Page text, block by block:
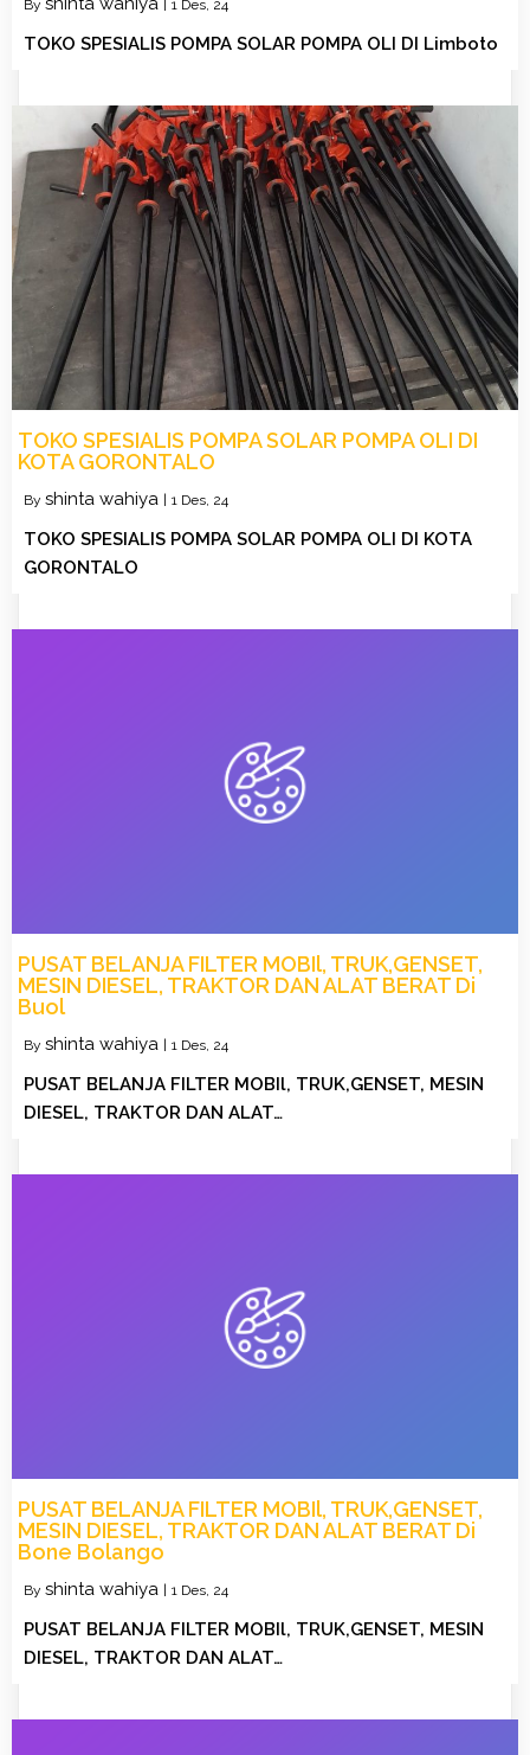
By 1 Des, 24
TOKO SPESIALIS POMPA SOLAR POMPA OLI DI Limboto
TOKO SPESIALIS POMPA SOLAR POMPA OLI DI
KOTA GORONTALO
By shinta wahiya 1 Des, 24
TOKO SPESIALIS POMPA SOLAR POMPA OLI DI KOTA
GORONTALO
PUSAT BELANJA FILTER MOBIl, TRUK,GENSET,
MESIN DIESEL, TRAKTOR DAN ALAT BERAT Di
Buol
By shinta wahiya | 1 Des, 24
PUSAT BELANJA FILTER MOBIl, TRUK,GENSET, MESIN
DIESEL, TRAKTOR DAN ALAT…
PUSAT BELANJA FILTER MOBIl, TRUK,GENSET,
MESIN DIESEL, TRAKTOR DAN ALAT BERAT Di
Bone Bolango
By shinta wahiya | 1 Des, 24
PUSAT BELANJA FILTER MOBIl, TRUK,GENSET, MESIN
DIESEL, TRAKTOR DAN ALAT…